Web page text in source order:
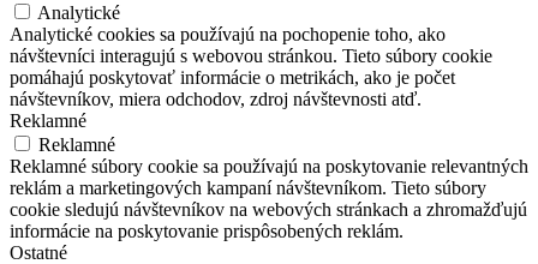
Analytické
Analytické cookies sa používajú na pochopenie toho, ako
návštevníci interagujú s webovou stránkou. Tieto súbory cookie
pomáhajú poskytovať informácie o metrikách, ako je počet
návštevníkov, miera odchodov, zdroj návštevnosti atď.
Reklamné
Reklamné
Reklamné súbory cookie sa používajú na poskytovanie relevantných
reklám a marketingových kampaní návštevníkom. Tieto súbory
cookie sledujú návštevníkov na webových stránkach a zhromažďujú
informácie na poskytovanie prispôsobených reklám.
Ostatné